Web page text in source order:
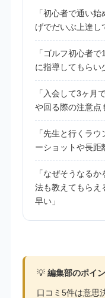
「初心者で通い
げでだいぶ上達し
「ゴルフ初心者
に指導してもらい
「入会して3ヶ月
や回る際の注意点
「先生と行くラ
ーショットや長距
「なぜそうなる
法も教えてもらえ
早い」
💡 編集部のポイ
口コミ5件は意思